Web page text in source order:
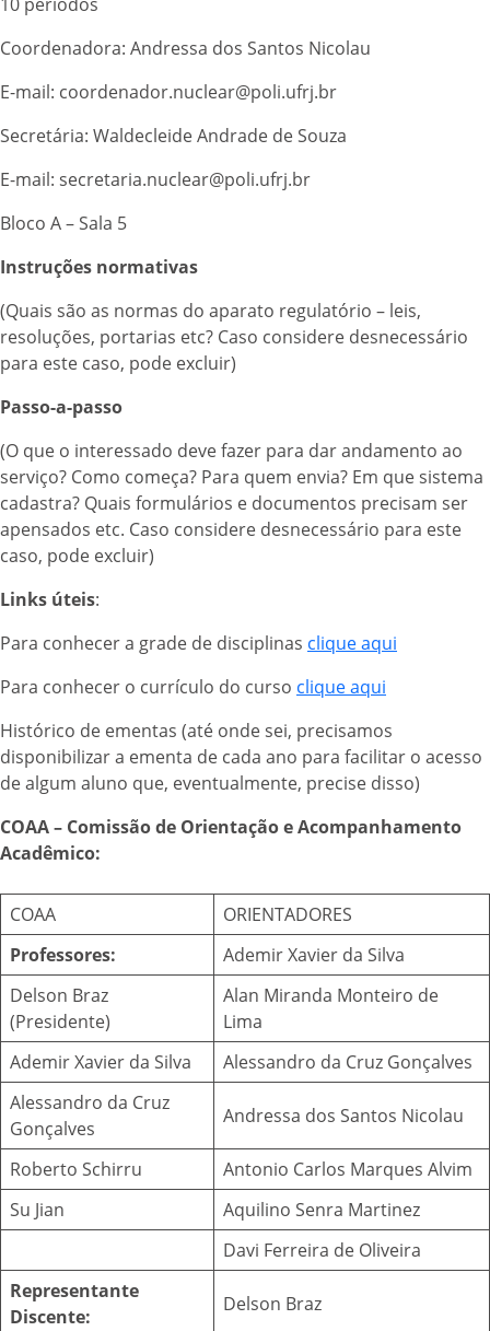
10 períodos
Coordenadora: Andressa dos Santos Nicolau
E-mail: coordenador.nuclear@poli.ufrj.br
Secretária: Waldecleide Andrade de Souza
E-mail: secretaria.nuclear@poli.ufrj.br
Bloco A – Sala 5
Instruções normativas
(Quais são as normas do aparato regulatório – leis,
resoluções, portarias etc? Caso considere desnecessário
para este caso, pode excluir)
Passo-a-passo
(O que o interessado deve fazer para dar andamento ao
serviço? Como começa? Para quem envia? Em que sistema
cadastra? Quais formulários e documentos precisam ser
apensados etc. Caso considere desnecessário para este
caso, pode excluir)
Links úteis:
Para conhecer a grade de disciplinas clique aqui
Para conhecer o currículo do curso clique aqui
Histórico de ementas (até onde sei, precisamos
disponibilizar a ementa de cada ano para facilitar o acesso
de algum aluno que, eventualmente, precise disso)
COAA – Comissão de Orientação e Acompanhamento
Acadêmico:
COAA
ORIENTADORES
Professores:
Ademir Xavier da Silva
Delson Braz
(Presidente)
Alan Miranda Monteiro de
Lima
Ademir Xavier da Silva
Alessandro da Cruz Gonçalves
Alessandro da Cruz
Gonçalves
Andressa dos Santos Nicolau
Roberto Schirru
Antonio Carlos Marques Alvim
Su Jian
Aquilino Senra Martinez
Davi Ferreira de Oliveira
Representante
Discente:
Delson Braz